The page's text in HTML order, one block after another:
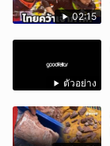
02:15
ตัวอย่าง